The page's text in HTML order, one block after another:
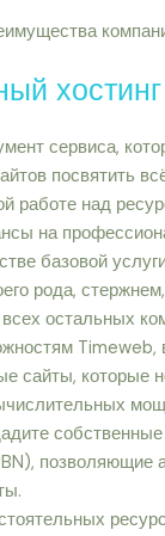
хостинг
сервиса,
посвятить
работе над
на
базовой
рода,
остальных
сайты, которые
собственные
позволяющие